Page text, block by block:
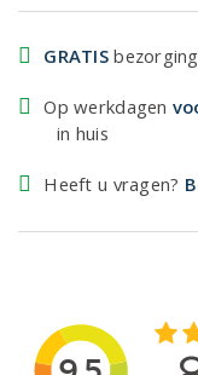
GRATIS
Op werkdagen
in huis
Heeft u vragen?